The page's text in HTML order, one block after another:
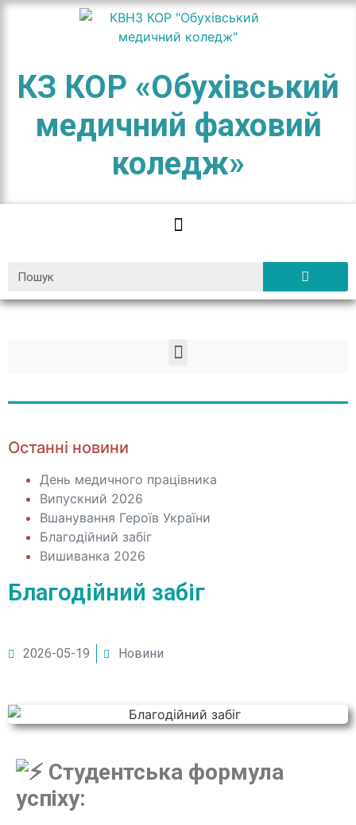
КЗ КОР «Обухівський
медичний фаховий
коледж»
Останні новини
День медичного працівника
Випускний 2026
Вшанування Героїв України
Благодійний забіг
Вишиванка 2026
Благодійний забіг
2026-05-19 Новини
Студентська формула
успіху: